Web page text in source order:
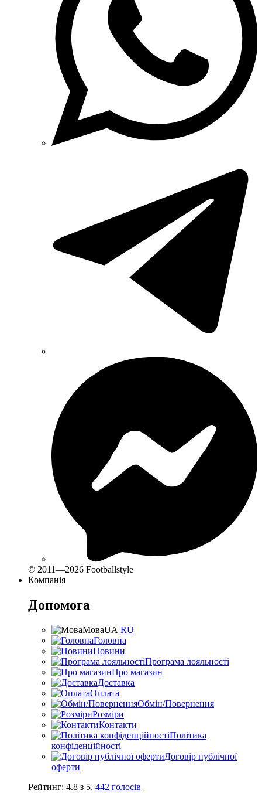
© 2011—2026 Footballstyle
Компанія
Допомога
МоваUA RU
Головна
Новини
Програма лояльності
Про магазин
Доставка
Оплата
Обмін/Повернення
Розміри
Контакти
Політика
конфіденційності
Договір публічної
оферти
Рейтинг: 4.8 з 5, 442 голосів